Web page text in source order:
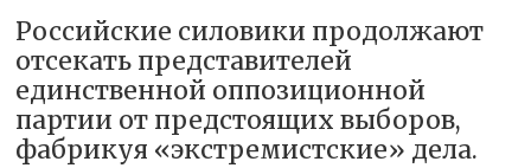
Российские силовики продолжают
отсекать представителей
единственной оппозиционной
партии от предстоящих выборов,
фабрикуя «экстремистские» дела.